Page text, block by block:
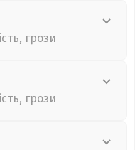
грози
грози